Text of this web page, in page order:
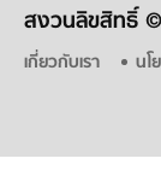
สงวนลิขสิทธิ์ ©
เกี่ยวกับเรา นโ